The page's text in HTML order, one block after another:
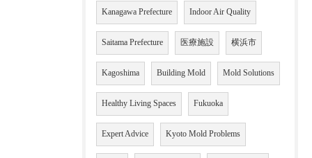
Kanagawa Prefecture Indoor Air Quality
Saitama Prefecture 医療施設 横浜市
Kagoshima Building Mold Mold Solutions
Healthy Living Spaces Fukuoka
Expert Advice Kyoto Mold Problems